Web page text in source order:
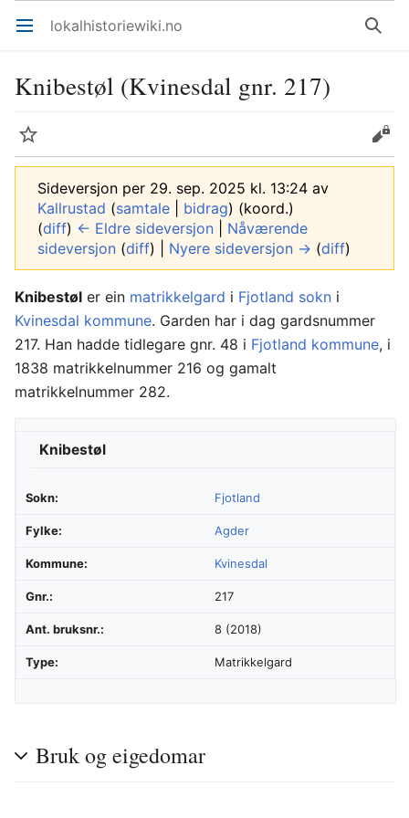
Åpne hovedmenyen lokalhistoriewiki.no Søk
Knibestøl (Kvinesdal gnr. 217)
Overvåk Rediger
Sideversjon per 29. sep. 2025 kl. 13:24 av
Kallrustad (samtale bidrag) (koord.)
(diff) ← Eldre sideversjon
Nåværende
sideversjon (diff) | Nyere sideversjon → (diff)
Knibestøl er ein matrikkelgard i Fjotland sokn i
Kvinesdal kommune. Garden har i dag gardsnummer
217. Han hadde tidlegare gnr. 48 i Fjotland kommune, i
1838 matrikkelnummer 216 og gamalt
matrikkelnummer 282.
Knibestøl
Sokn: Fjotland
Fylke: Agder
Kommune: Kvinesdal
Gnr.: 217
Ant. bruksnr.: 8 (2018)
Type: Matrikkelgard
Bruk og eigedomar